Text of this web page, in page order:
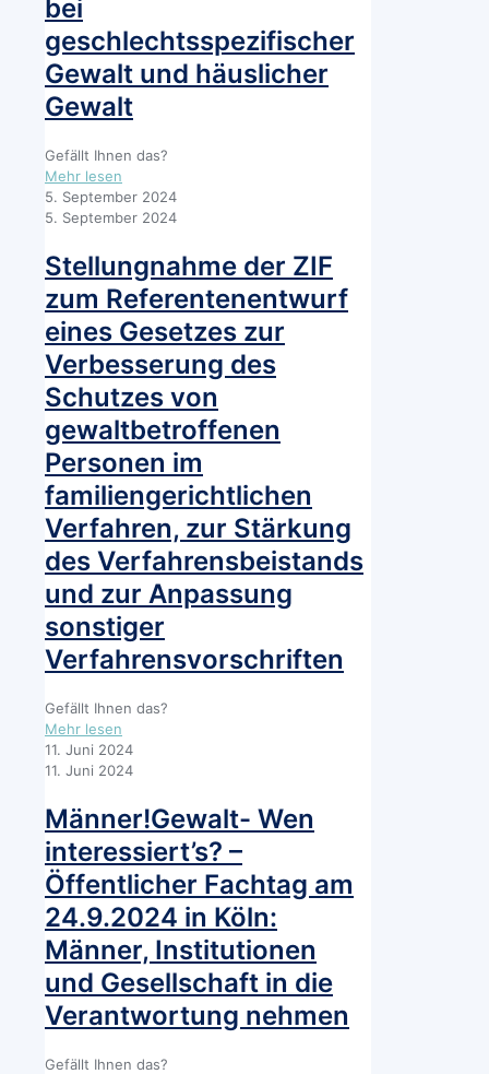
bei
geschlechtsspezifischer
Gewalt und häuslicher
Gewalt
Gefällt Ihnen das?
Mehr lesen
Stellungnahme
der
zum
Referentenentwurf
eines
Gesetzes
für
ein
verlässliches
Hilfesystem
bei
geschlechtsspezifischer
Gewalt
und
häuslicher
Gewalt
5. September 2024
5. September 2024
Stellungnahme der ZIF
zum Referentenentwurf
eines Gesetzes zur
Verbesserung des
Schutzes von
gewaltbetroffenen
Personen im
familiengerichtlichen
Verfahren, zur Stärkung
des Verfahrensbeistands
und zur Anpassung
sonstiger
Verfahrensvorschriften
Gefällt Ihnen das?
Mehr lesen
Stellungnahme
der
zum
Referentenentwurf
eines
Gesetzes
zur
Verbesserung
des
Schutzes
von
gewaltbetroffenen
Personen
familiengerichtlichen
11. Juni 2024
11. Juni 2024
Männer!Gewalt- Wen
interessiert’s? –
Öffentlicher Fachtag am
24.9.2024 in Köln:
Männer, Institutionen
und Gesellschaft in die
Verantwortung nehmen
Gefällt Ihnen das?